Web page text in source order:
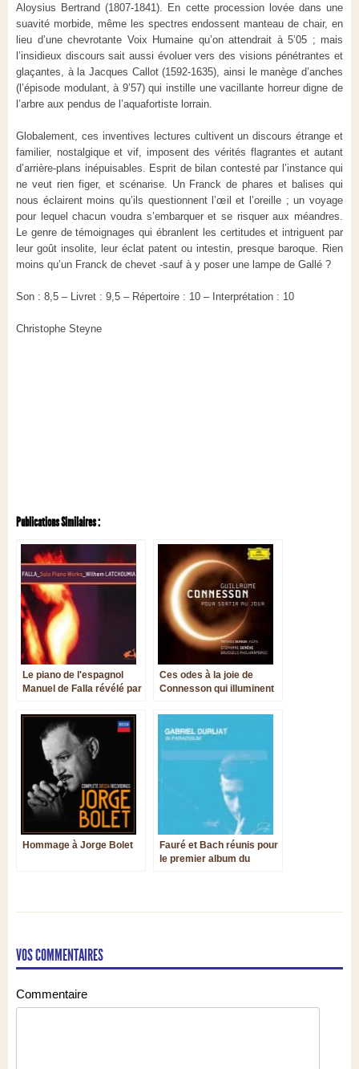
Aloysius Bertrand (1807-1841). En cette procession lovée dans une
suavité morbide, même les spectres endossent manteau de chair, en
lieu d’une chevrotante Voix Humaine qu’on attendrait à 5’05 ; mais
l’insidieux discours sait aussi évoluer vers des visions pénétrantes et
glaçantes, à la Jacques Callot (1592-1635), ainsi le manège d’anches
(l’épisode modulant, à 9’57) qui instille une vacillante horreur digne de
l’arbre aux pendus de l’aquafortiste lorrain.
Globalement, ces inventives lectures cultivent un discours étrange et
familier, nostalgique et vif, imposent des vérités flagrantes et autant
d’arrière-plans inépuisables. Esprit de bilan contesté par l’instance qui
ne veut rien figer, et scénarise. Un Franck de phares et balises qui
nous éclairent moins qu’ils questionnent l’œil et l’oreille ; un voyage
pour lequel chacun voudra s’embarquer et se risquer aux méandres.
Le genre de témoignages qui ébranlent les certitudes et intriguent par
leur goût insolite, leur éclat patent ou intestin, presque baroque. Rien
moins qu’un Franck de chevet -sauf à y poser une lampe de Gallé ?
Son : 8,5 – Livret : 9,5 – Répertoire : 10 – Interprétation : 10
Christophe Steyne
Publications Similaires :
Le piano de l'espagnol
Manuel de Falla révélé par
Latchoumia
Ces odes à la joie de
Connesson qui illuminent
Hommage à Jorge Bolet
Fauré et Bach réunis pour
le premier album du
VOS COMMENTAIRES
Commentaire